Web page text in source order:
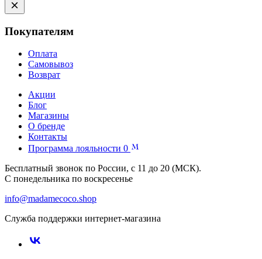
Покупателям
Оплата
Самовывоз
Возврат
Акции
Блог
Магазины
О бренде
Контакты
Программа лояльности 0
Бесплатный звонок по России, с 11 до 20 (МСК).
С понедельника по воскресенье
info@madamecoco.shop
Служба поддержки интернет-магазина